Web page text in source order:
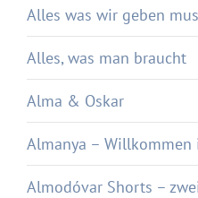
Alles was wir geben
Alles, was man braucht
Alma & Oskar
Almanya – Willkommen
Almodóvar Shorts –